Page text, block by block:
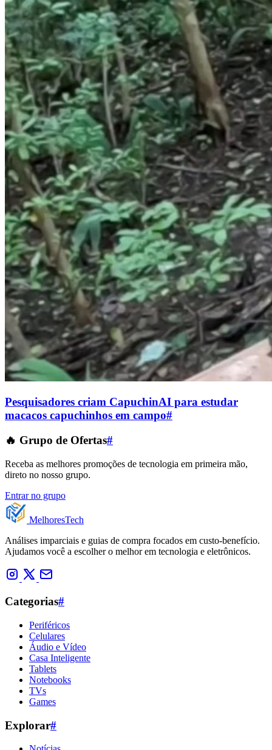
Pesquisadores criam CapuchinAI para estudar
macacos capuchinhos em campo#
🔥 Grupo de Ofertas#
Receba as melhores promoções de tecnologia em primeira mão,
direto no nosso grupo.
Entrar no grupo
MelhoresTech
Análises imparciais e guias de compra focados em custo-benefício.
Ajudamos você a escolher o melhor em tecnologia e eletrônicos.
Categorias#
Periféricos
Celulares
Áudio e Vídeo
Casa Inteligente
Tablets
Notebooks
TVs
Games
Explorar#